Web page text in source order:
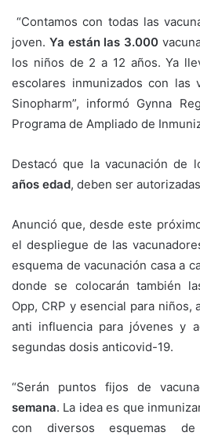
“Contamos con todas las
joven. Ya están las 3.000
los niños de 2 a 12 años. Ya
escolares inmunizados con las
Sinopharm”, informó Gynna
Programa de Ampliado de
Destacó que la vacunación de
años edad, deben ser
Anunció que, desde este
el despliegue de las
esquema de vacunación casa a
donde se colocarán también
Opp, CRP y esencial para
anti influencia para jóvenes y
segundas dosis anticovid-19.
“Serán puntos fijos de
semana. La idea es que
con diversos esquemas de